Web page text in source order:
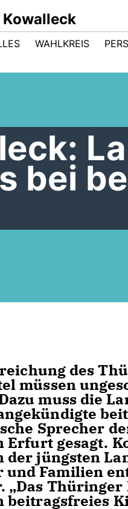
Kowalleck
WAHLKREIS
bei
des
müssen
muss die
Sprecher
gesagt.
der jüngsten
und Familien